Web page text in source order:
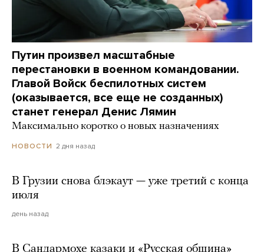
Путин произвел масштабные
перестановки в военном командовании.
Главой Войск беспилотных систем
(оказывается, все еще не созданных)
станет генерал Денис Лямин
Максимально коротко о новых назначениях
НОВОСТИ 2 дня назад
В Грузии снова блэкаут — уже третий с конца
июля
день назад
В Сандармохе казаки и «Русская община»